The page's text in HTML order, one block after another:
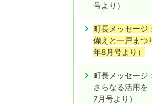
号より）
町長メッセージ
備えと一戸まつ
年8月号より）
町長メッセージ
さらなる活用を
7月号より）